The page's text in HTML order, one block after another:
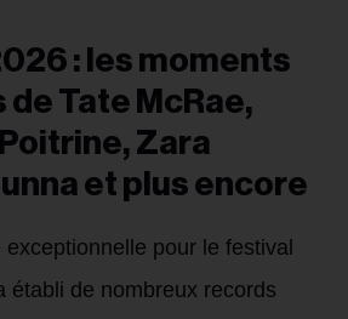
: les moments
Tate McRae,
Zara
et plus encore
pour le festival
établi de nombreux records